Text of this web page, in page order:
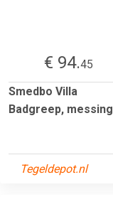
€ 94.45
Smedbo Villa
Badgreep, messing
Tegeldepot.nl